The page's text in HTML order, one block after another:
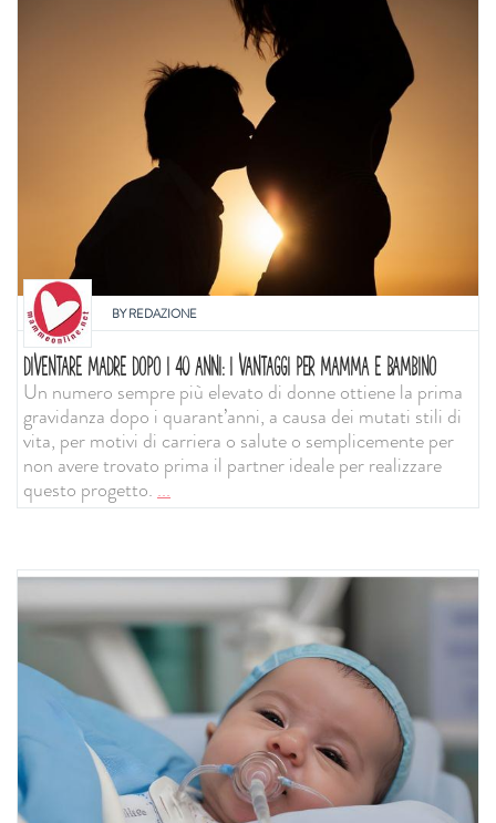
BYREDAZIONE
DIVENTARE MADRE DOPO I 40 ANNI: I VANTAGGI PER MAMMA E BAMBINO
Un numero sempre più elevato di donne ottiene la prima
gravidanza dopo i quarant’anni, a causa dei mutati stili di
vita, per motivi di carriera o salute o semplicemente per
non avere trovato prima il partner ideale per realizzare
questo progetto....